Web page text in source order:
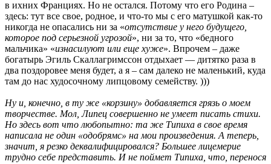
в ихних Франциях. Но не остался. Потому что его Родина –
здесь: тут все свое, родное, и что-то мы с его матушкой как-то
никогда не опасались ни за «отсутствие у него будущего,
которое под серьезной угрозой», ни за то, что «бедного
мальчика» «изнасилуют или еще хуже». Впрочем – даже
богатырь Эгиль Скаллагримссон отдыхает — дитятко раза в
два поздоровее меня будет, а я – сам далеко не маленький, куда
там до нас худосочному липцовому семейству. )))
Ну и, конечно, в ту же «корзину» добавляется грязь о моем
творчестве. Мол, Липец совершенно не умеет писать стихи.
Но здесь вот что любопытно: та же Типиха в свое время
написала не один «одобрямс» на мои произведения. А теперь,
значит, я резко деквалифицировался? Большее лицемерие
трудно себе представить. И не поймет Типиха, что, перенося